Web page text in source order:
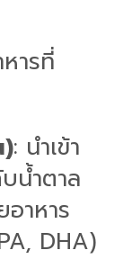
ารที่
: นำเข้า
น้ำตาล
าหาร
DHA)